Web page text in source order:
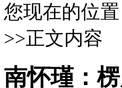
您现在的位置
>>正文内容
南怀瑾：